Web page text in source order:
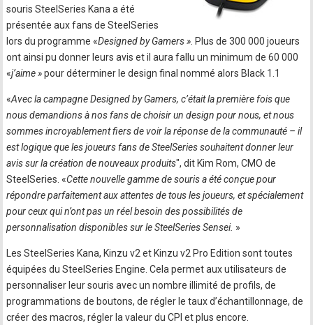
souris SteelSeries Kana a été
présentée aux fans de SteelSeries
lors du programme «Designed by Gamers » . Plus de 300 000 joueurs
ont ainsi pu donner leurs avis et il aura fallu un minimum de 60 000
«j’aime »pour déterminer le design final nommé alors Black 1.1
«Avec la campagne Designed by Gamers, c’était la première fois que
nous demandions à nos fans de choisir un design pour nous, et nous
sommes incroyablement fiers de voir la réponse de la communauté – il
est logique que les joueurs fans de SteelSeries souhaitent donner leur
avis sur la création de nouveaux produits", dit Kim Rom, CMO de
SteelSeries. «Cette nouvelle gamme de souris a été conçue pour
répondre parfaitement aux attentes de tous les joueurs, et spécialement
pour ceux qui n’ont pas un réel besoin des possibilités de
personnalisation disponibles sur le SteelSeries Sensei. »
Les SteelSeries Kana, Kinzu v2 et Kinzu v2 Pro Edition sont toutes
équipées du SteelSeries Engine. Cela permet aux utilisateurs de
personnaliser leur souris avec un nombre illimité de profils, de
programmations de boutons, de régler le taux d’échantillonnage, de
créer des macros, régler la valeur du CPI et plus encore.